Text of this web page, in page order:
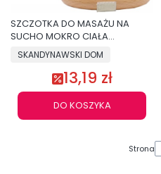
SZCZOTKA DO MASAŻU NA
SUCHO MOKRO CIAŁA
NATURALNA
SKANDYNAWSKI DOM
13,19 zł
DO KOSZYKA
Strona